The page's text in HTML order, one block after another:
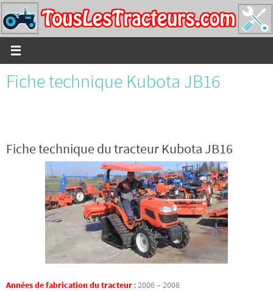
Passer
vers
le
contenu
Fiche technique Kubota JB16
Fiche technique du tracteur Kubota JB16
Années de fabrication du tracteur :2006 – 2008